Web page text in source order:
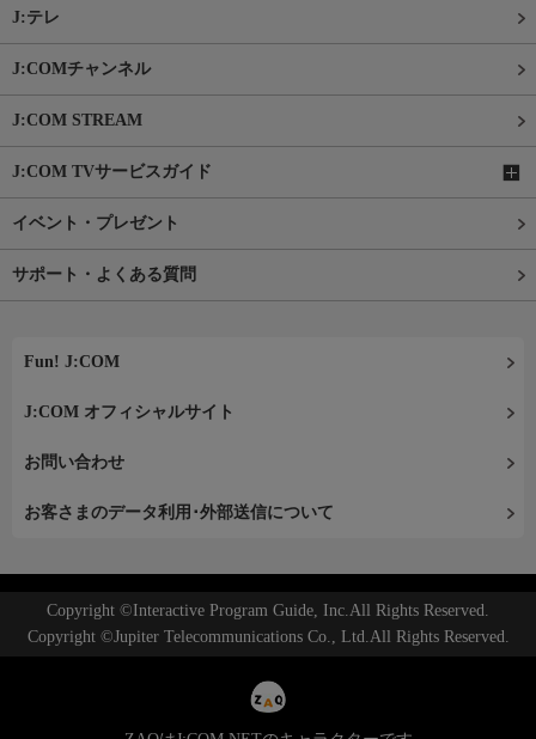
J:テレ
J:COMチャンネル
J:COM STREAM
J:COM TVサービスガイド
イベント・プレゼント
サポート・よくある質問
Fun! J:COM
J:COM オフィシャルサイト
お問い合わせ
お客さまのデータ利用･外部送信について
Copyright ©Interactive Program Guide, Inc.All Rights Reserved.
Copyright ©Jupiter Telecommunications Co., Ltd.All Rights Reserved.